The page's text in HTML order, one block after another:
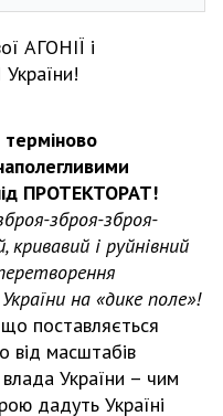
АГОНІЇ і
ПРОТЕКТОРАТ!
зброя-зброя-
і руйнівний
на «дике поле»!
поставляється
від масштабів
влада України – чим
дадуть Україні